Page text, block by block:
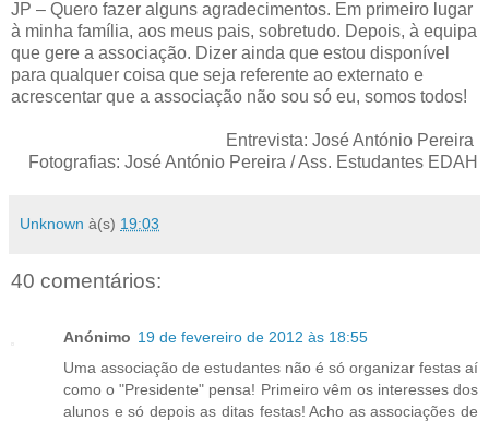
JP – Quero fazer alguns agradecimentos. Em primeiro lugar
à minha família, aos meus pais, sobretudo. Depois, à equipa
que gere a associação. Dizer ainda que estou disponível
para qualquer coisa que seja referente ao externato e
acrescentar que a associação não sou só eu, somos todos!
Entrevista: José António Pereira
Fotografias: José António Pereira / Ass. Estudantes EDAH
Unknown à(s) 19:03
40 comentários:
Anónimo 19 de fevereiro de 2012 às 18:55
Uma associação de estudantes não é só organizar festas aí
como o "Presidente" pensa! Primeiro vêm os interesses dos
alunos e só depois as ditas festas! Acho as associações de